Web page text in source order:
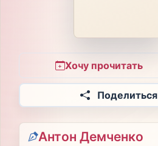
Хочу прочитать
Поделиться
Антон Демченко